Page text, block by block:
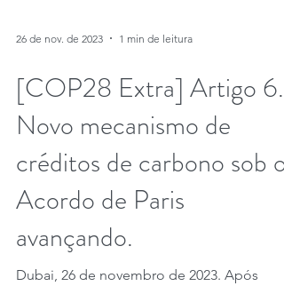
26 de nov. de 2023 1 min de leitura
[COP28 Extra] Artigo 6.4
Novo mecanismo de
créditos de carbono sob o
Acordo de Paris